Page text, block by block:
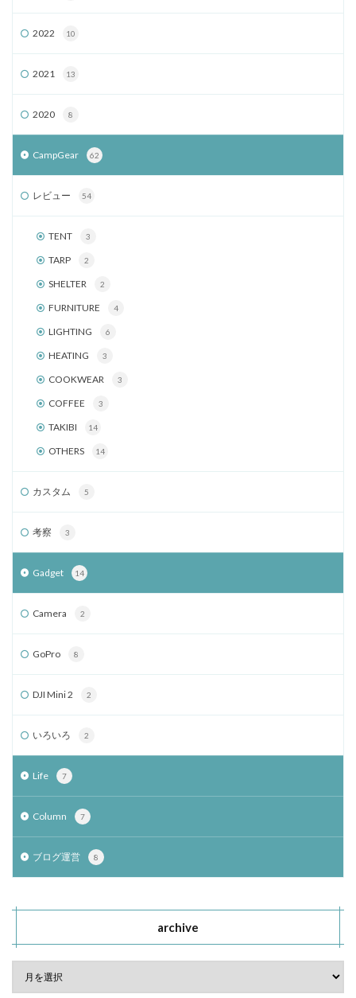
2022 10
2021 13
2020 8
CampGear 62
レビュー 54
TENT 3
TARP 2
SHELTER 2
FURNITURE 4
LIGHTING 6
HEATING 3
COOKWEAR 3
COFFEE 3
TAKIBI 14
OTHERS 14
カスタム 5
考察 3
Gadget 14
Camera 2
GoPro 8
DJI Mini 2 2
いろいろ 2
Life 7
Column 7
ブログ運営 8
archive